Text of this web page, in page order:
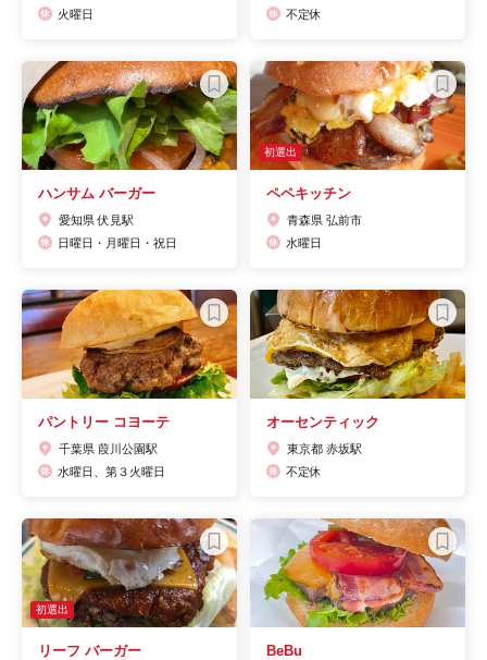
火曜日 不定休
ハンサム バーガー
愛知県 伏見駅
日曜日・月曜日・祝日
初選出
ペペキッチン
青森県 弘前市
水曜日
パントリー コヨーテ
千葉県 葭川公園駅
水曜日、第３火曜日
オーセンティック
東京都 赤坂駅
不定休
初選出
リーフ バーガー BeBu